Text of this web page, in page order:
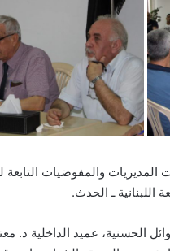
والمفوضيات التابعة
اللبنانية ـ الحدث.
عميد الداخلية د.